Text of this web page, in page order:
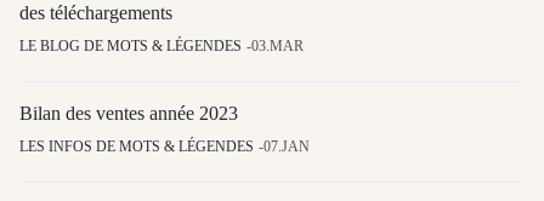
des téléchargements
LE BLOG DE MOTS & LÉGENDES 03.MAR
Bilan des ventes année 2023
LES INFOS DE MOTS & LÉGENDES 07.JAN